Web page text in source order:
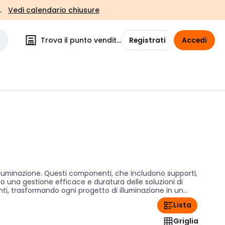
Vedi calendario chiusure
Trova il punto vendita Registrati Accedi
Questi componenti, che includono supporti,
una gestione efficace e duratura delle soluzioni di
trasformando ogni progetto di illuminazione in un
Lista
Griglia